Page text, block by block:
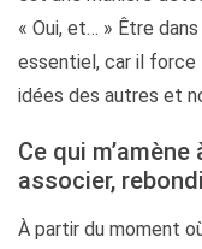
« Oui, et… » Être
essentiel, car il force
idées des autres et
Ce qui
associer,
À partir du moment